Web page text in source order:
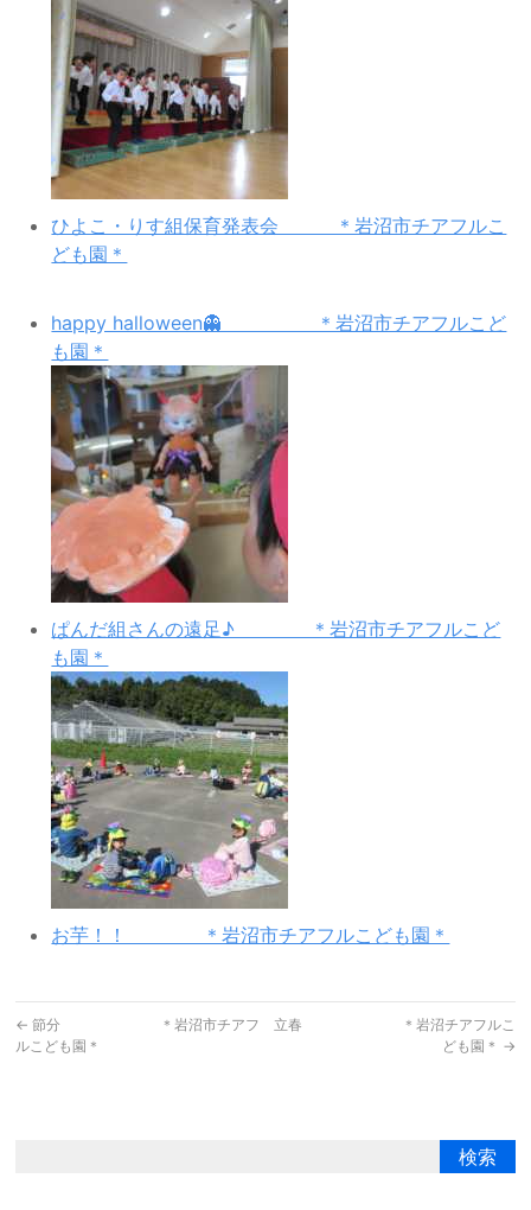
ひよこ・りす組保育発表会 ＊岩沼市チアフルこ
ども園＊
happy halloween👻 ＊岩沼市チアフルこど
も園＊
ぱんだ組さんの遠足♪ ＊岩沼市チアフルこど
も園＊
お芋！！ ＊岩沼市チアフルこども園＊
← 節分 ＊岩沼市チアフ
ルこども園＊
立春 ＊岩沼チアフルこ
ども園＊ →